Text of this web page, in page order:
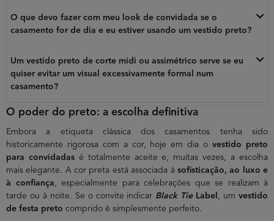
O que devo fazer com meu look de convidada se o
casamento for de dia e eu estiver usando um vestido preto?
Um vestido preto de corte midi ou assimétrico serve se eu
quiser evitar um visual excessivamente formal num
casamento?
O poder do preto: a escolha definitiva
Embora a etiqueta clássica dos casamentos tenha sido
historicamente rigorosa com a cor, hoje em dia ovestido preto
para convidadasé totalmente aceite e, muitas vezes, a escolha
mais elegante. A cor preta está associada à sofisticação, ao luxo e
à confiança , especialmente para celebrações que se realizam à
tarde ou à noite. Se o convite indicar Black TieLabel , umvestido
de festa preto comprido é simplesmente perfeito.